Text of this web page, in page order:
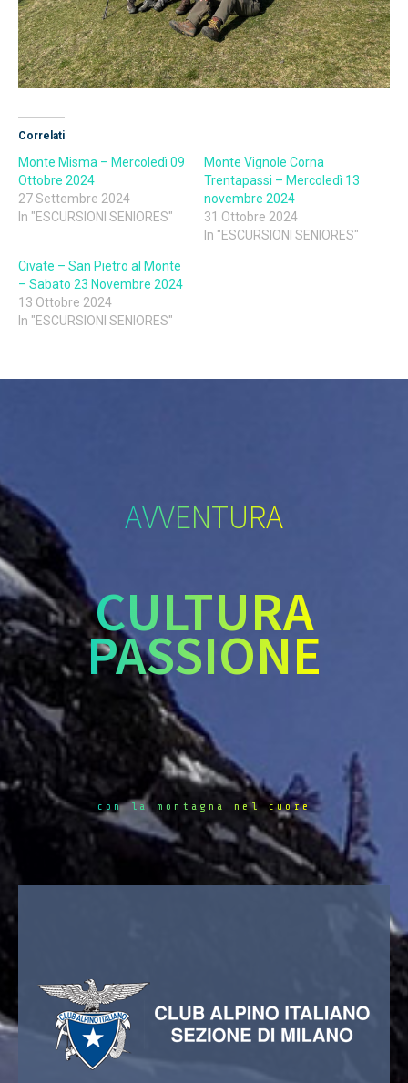
Correlati
Monte Misma – Mercoledì 09
Ottobre 2024
27 Settembre 2024
In "ESCURSIONI SENIORES"
Monte Vignole Corna
Trentapassi – Mercoledì 13
novembre 2024
31 Ottobre 2024
In "ESCURSIONI SENIORES"
Civate – San Pietro al Monte
– Sabato 23 Novembre 2024
13 Ottobre 2024
In "ESCURSIONI SENIORES"
AVVENTURA
CULTURA
PASSIONE
con la montagna nel cuore